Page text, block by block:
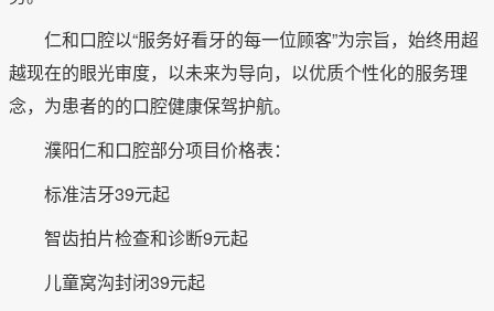
仁和口腔以“服务好看牙的每一位顾客”为宗旨，始终用超
越现在的眼光审度，以未来为导向，以优质个性化的服务理
念，为患者的的口腔健康保驾护航。
濮阳仁和口腔部分项目价格表：
标准洁牙39元起
智齿拍片检查和诊断9元起
儿童窝沟封闭39元起